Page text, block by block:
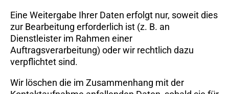
Eine Weitergabe Ihrer Daten erfolgt nur, soweit dies
zur Bearbeitung erforderlich ist (z. B. an
Dienstleister im Rahmen einer
Auftragsverarbeitung) oder wir rechtlich dazu
verpflichtet sind.
Wir löschen die im Zusammenhang mit der